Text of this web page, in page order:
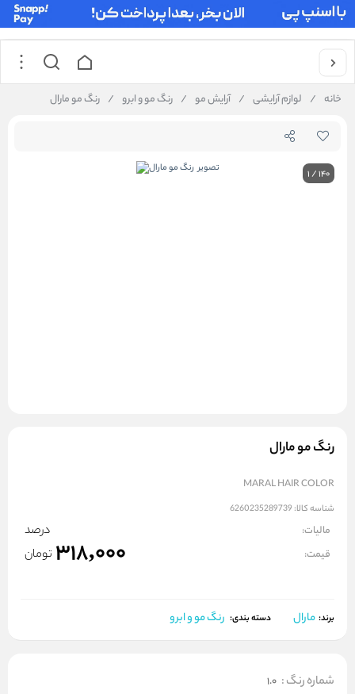
خانه / لوازم آرایشی / آرایش مو / رنگ مو و ابرو / رنگ مو مارال
1/140
رنگ مو مارال
MARAL HAIR COLOR
شناسه کالا: 6260235289739
مالیات: درصد
قیمت: 318,000 تومان
برند: مارال دسته بندی: رنگ مو و ابرو
شماره رنگ:
1.0